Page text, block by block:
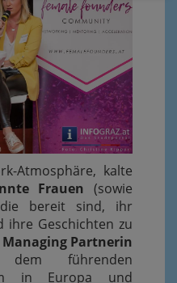
Atmosphäre, kalte
Frauen (sowie
die bereit sind, ihr
ihre Geschichten zu
Managing Partnerin
führenden
in Europa und